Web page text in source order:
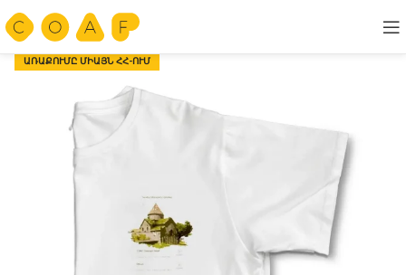
ԱՌԱՔՈՒՄԸ ՄԻԱՅՆ ՀՀ-ՈՒՄ